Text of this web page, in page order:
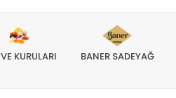
KURULARI BANER SADEYAĞ